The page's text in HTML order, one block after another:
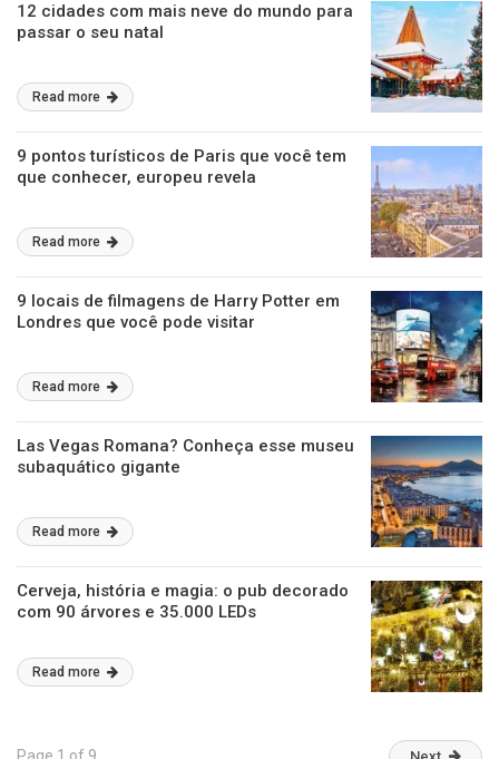
12 cidades com mais neve do mundo para
passar o seu natal
Read more
9 pontos turísticos de Paris que você tem
que conhecer, europeu revela
Read more
9 locais de filmagens de Harry Potter em
Londres que você pode visitar
Read more
Las Vegas Romana? Conheça esse museu
subaquático gigante
Read more
Cerveja, história e magia: o pub decorado
com 90 árvores e 35.000 LEDs
Read more